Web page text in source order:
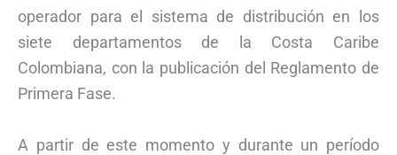
operador para el sistema de distribución en los
siete departamentos de la Costa Caribe
Colombiana, con la publicación del Reglamento de
Primera Fase.
A partir de este momento y durante un período